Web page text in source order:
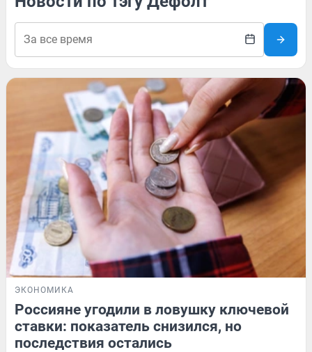
ЭКОНОМИКА
Россияне угодили в ловушку ключевой
ставки: показатель снизился, но
последствия остались